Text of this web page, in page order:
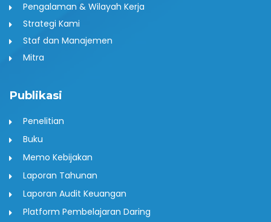
Pengalaman & Wilayah Kerja
Strategi Kami
Staf dan Manajemen
Mitra
Publikasi
Penelitian
Buku
Memo Kebijakan
Laporan Tahunan
Laporan Audit Keuangan
Platform Pembelajaran Daring